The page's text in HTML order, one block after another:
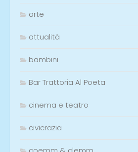
arte
attualità
bambini
Bar Trattoria Al Poeta
cinema e teatro
civicrazia